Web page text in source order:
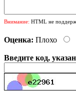
Внимание: HTML не
Оценка: Плохо
Введите код,